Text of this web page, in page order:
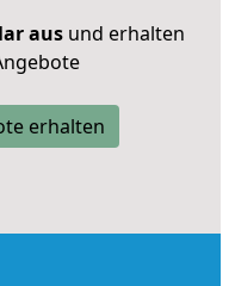
ausund erhalten
erhalten